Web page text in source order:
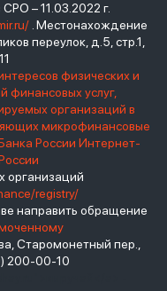
– 11.03.2022 г.
. Местонахождение
переулок, д.5, стр.1,
физических и
финансовых услуг,
организаций в
микрофинансовые
России Интернет-
организаций
registry/
направить обращение
Старомонетный пер.,
200-00-10
a> -